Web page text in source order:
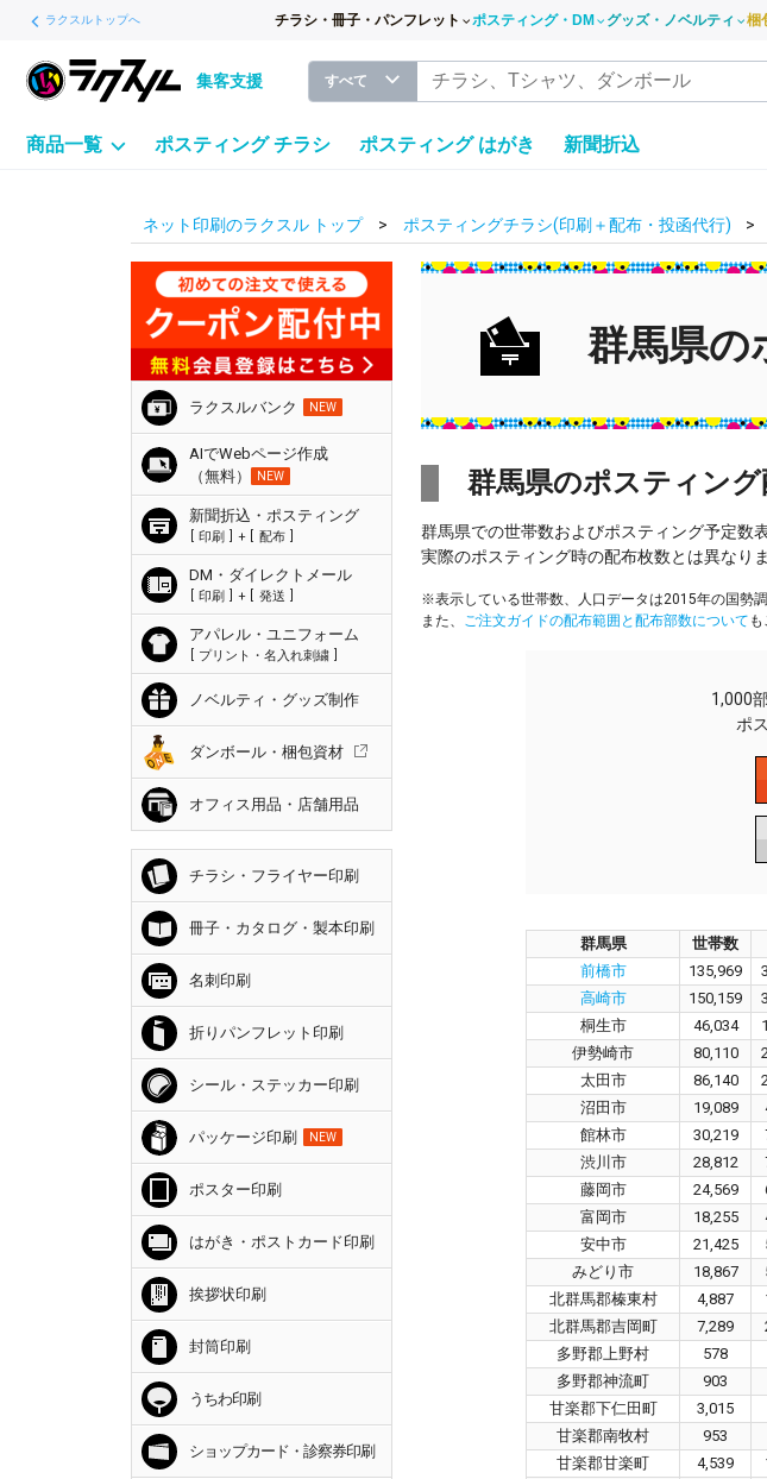
ラクスルトップへ チラシ・冊子・パンフレット ポスティング・DM グッズ・ノベルティ 梱
集客支援 すべて
商品一覧 ポスティング チラシ ポスティング はがき 新聞折込
ネット印刷のラクスル トップ ポスティングチラシ(印刷＋配布・投函代行)
ラクスルバンク NEW
AIでWebページ作成
（無料）
NEW
新聞折込・ポスティング
印刷 + 配布
DM・ダイレクトメール
印刷 + 発送
アパレル・ユニフォーム
プリント・名入れ刺繍
ノベルティ・グッズ制作
ダンボール・梱包資材
オフィス用品・店舗用品
チラシ・フライヤー印刷
冊子・カタログ・製本印刷
名刺印刷
折りパンフレット印刷
シール・ステッカー印刷
パッケージ印刷 NEW
ポスター印刷
はがき・ポストカード印刷
挨拶状印刷
封筒印刷
うちわ印刷
ショップカード・診察券印刷
群馬県の
群馬県のポスティン
群馬県での世帯数およびポスティング予定数表
実際のポスティング時の配布枚数とは異なり
※表示している世帯数、人口データは2015年の国勢
また、 ご注文ガイドの配布範囲と配布部数について
1,000
ポ
群馬県 世帯数
前橋市
135,969
高崎市
150,159
桐生市
46,034
伊勢崎市
80,110
太田市
86,140
沼田市
19,089
館林市
30,219
渋川市
28,812
藤岡市
24,569
富岡市
18,255
安中市
21,425
みどり市
18,867
北群馬郡榛東村
4,887
北群馬郡吉岡町
7,289
多野郡上野村
578
多野郡神流町
903
甘楽郡下仁田町
3,015
甘楽郡南牧村
953
甘楽郡甘楽町
4,539